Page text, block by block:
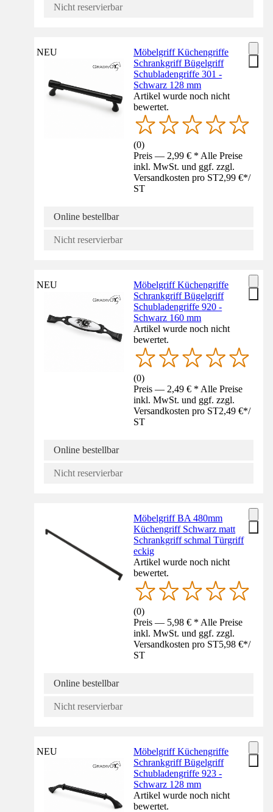
Nicht reservierbar
NEU
Möbelgriff Küchengriffe
Schrankgriff Bügelgriff
Schubladengriffe 301 -
Schwarz 128 mm
Artikel wurde noch nicht
bewertet.
(0)
Preis — 2,99 € * Alle Preise
inkl. MwSt. und ggf. zzgl.
Versandkosten pro ST2,99 €*/
ST
Online bestellbar
Nicht reservierbar
NEU
Möbelgriff Küchengriffe
Schrankgriff Bügelgriff
Schubladengriffe 920 -
Schwarz 160 mm
Artikel wurde noch nicht
bewertet.
(0)
Preis — 2,49 € * Alle Preise
inkl. MwSt. und ggf. zzgl.
Versandkosten pro ST2,49 €*/
ST
Online bestellbar
Nicht reservierbar
Möbelgriff BA 480mm
Küchengriff Schwarz matt
Schrankgriff schmal Türgriff
eckig
Artikel wurde noch nicht
bewertet.
(0)
Preis — 5,98 € * Alle Preise
inkl. MwSt. und ggf. zzgl.
Versandkosten pro ST5,98 €*/
ST
Online bestellbar
Nicht reservierbar
NEU
Möbelgriff Küchengriffe
Schrankgriff Bügelgriff
Schubladengriffe 923 -
Schwarz 128 mm
Artikel wurde noch nicht
bewertet.